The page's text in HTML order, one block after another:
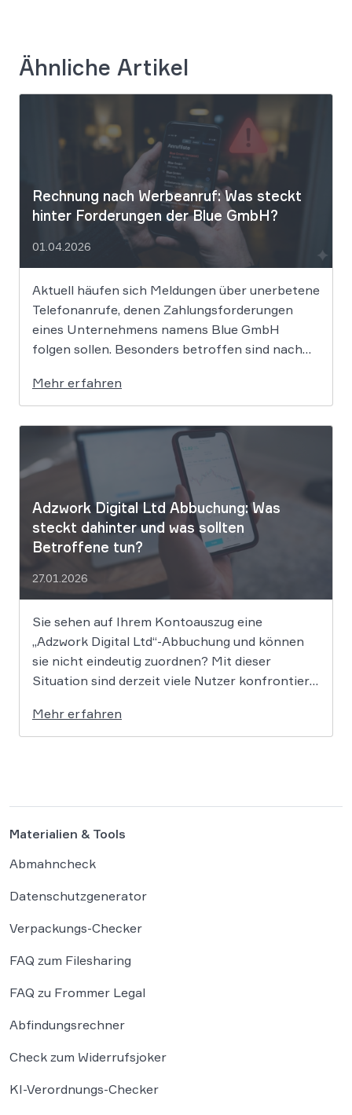
Ähnliche Artikel
Rechnung nach Werbeanruf: Was steckt
hinter Forderungen der Blue GmbH?
01.04.2026
Aktuell häufen sich Meldungen über unerbetene
Telefonanrufe, denen Zahlungsforderungen
eines Unternehmens namens Blue GmbH
folgen sollen. Besonders betroffen sind nach
kleine Handwerksbetriebe. Berichten zufolge
soll dieses Muster bereits seit mindestens 2013
praktiziert werden, und das trotz mehrerer
gerichtlicher Niederlagen. Ein mutmaßlich
eingespieltes Geschäftsmodell Das
Unternehmen betreibt […]
Mehr erfahren
Adzwork Digital Ltd Abbuchung: Was
steckt dahinter und was sollten
Betroffene tun?
27.01.2026
Sie sehen auf Ihrem Kontoauszug eine
„Adzwork Digital Ltd“-Abbuchung und können
sie nicht eindeutig zuordnen? Mit dieser
Situation sind derzeit viele Nutzer konfrontiert.
sachlich ein und zeigen Ihnen sinnvolle nächste
Schritte. Was ist Adzwork Digital Ltd? Seit
Mehr erfahren
Materialien & Tools
Abmahncheck
Datenschutzgenerator
Verpackungs-Checker
FAQ zum Filesharing
FAQ zu Frommer Legal
Abfindungsrechner
Check zum Widerrufsjoker
KI-Verordnungs-Checker